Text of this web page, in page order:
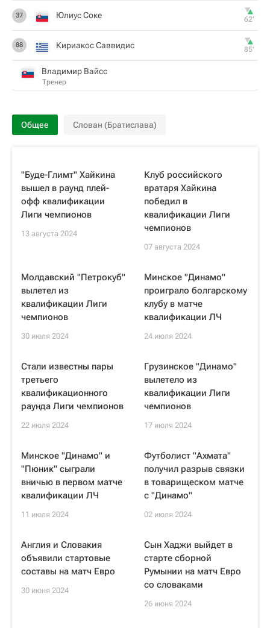
37 Юлиус Соке 62‎’‎
88 Кириакос Саввидис 85‎’‎
Владимир Вайсс
Тренер
Общее Слован (Братислава)
"Буде-Глимт" Хайкина
вышел в раунд плей-
офф квалификации
Лиги чемпионов
13 августа 2024
Клуб российского
вратаря Хайкина
победил в
квалификации Лиги
чемпионов
07 августа 2024
Молдавский "Петрокуб"
вылетел из
квалификации Лиги
чемпионов
30 июля 2024
Минское "Динамо"
проиграло болгарскому
клубу в матче
квалификации ЛЧ
24 июля 2024
Стали известны пары
третьего
квалификационного
раунда Лиги чемпионов
22 июля 2024
Грузинское "Динамо"
вылетело из
квалификации Лиги
чемпионов
17 июля 2024
Минское "Динамо" и
"Пюник" сыграли
вничью в первом матче
квалификации ЛЧ
11 июля 2024
Футболист "Ахмата"
получил разрыв связки
в товарищеском матче
с "Динамо"
02 июля 2024
Англия и Словакия
объявили стартовые
составы на матч Евро
30 июня 2024
Сын Хаджи выйдет в
старте сборной
Румынии на матч Евро
со словаками
26 июня 2024